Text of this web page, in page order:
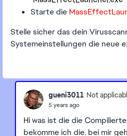
Starte die
Stelle sicher das dein
Systemeinstellungen die neue
gueni3011 Not
5 years ago
Hi was ist die die
bekomme ich die. bei mir